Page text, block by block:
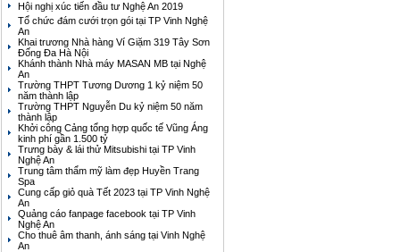
Hội nghị xúc tiến đầu tư Nghệ An 2019
Tổ chức đám cưới trọn gói tại TP Vinh Nghệ
An
Khai trương Nhà hàng Ví Giặm 319 Tây Sơn
Đống Đa Hà Nội
Khánh thành Nhà máy MASAN MB tại Nghệ
An
Trường THPT Tương Dương 1 kỷ niệm 50
năm thành lập
Trường THPT Nguyễn Du kỷ niệm 50 năm
thành lập
Khởi công Cảng tổng hợp quốc tế Vũng Áng
kinh phí gần 1.500 tỷ
Trưng bày & lái thử Mitsubishi tại TP Vinh
Nghệ An
Trung tâm thẩm mỹ làm đẹp Huyền Trang
Spa
Cung cấp giỏ quà Tết 2023 tại TP Vinh Nghệ
An
Quảng cáo fanpage facebook tại TP Vinh
Nghệ An
Cho thuê âm thanh, ánh sáng tại Vinh Nghệ
An